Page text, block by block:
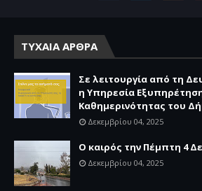
ΤΥΧΑΙΑ ΑΡΘΡΑ
Σε λειτουργία από τη
η Υπηρεσία
Καθημερινότητας του
Δεκεμβρίου 04, 2025
Ο καιρός την Πέμπτη 4
Δεκεμβρίου 04, 2025